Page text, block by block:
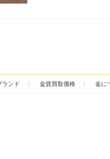
ランド 金貨買取価格 金に